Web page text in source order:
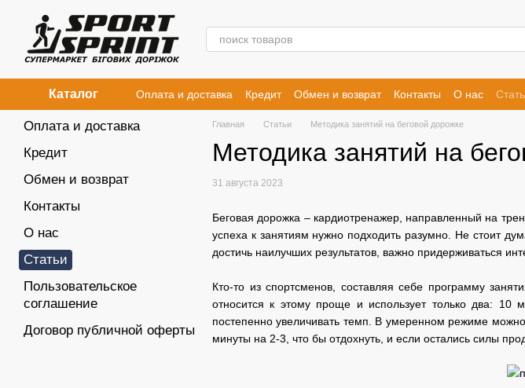
Каталог Оплата и доставка Кредит Обмен и возврат Контакты О нас
Договор публичной оферты
Главная Статьи Методика занятий на беговой дорожке
Методика занятий на
31 августа 2023
Беговая дорожка – кардиотренажер, направленный на
успеха к занятиям нужно подходить разумно. Не стоит
достичь наилучших результатов, важно придерживаться
Кто-то из спортсменов, составляя себе программу
относится к этому проще и использует только два:
постепенно увеличивать темп. В умеренном режиме
минуты на 2-3, что бы отдохнуть, и если остались силы
Оплата и доставка
Кредит
Обмен и возврат
Контакты
О нас
Статьи
Пользовательское
соглашение
Договор публичной оферты